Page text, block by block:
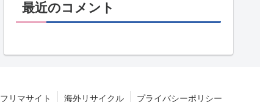
最近のコメント
フリマサイト 海外リサイクル プライバシーポリシー